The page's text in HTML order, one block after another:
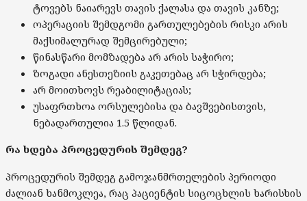
ტოვებს ნაიარევს თავის ქალასა და თავის კანზე;
ოპერაციის შემდგომი გართულებების რისკი არის
მაქსიმალურად შემცირებული;
წინასწარი მომზადება არ არის საჭირო;
ზოგადი ანესთეზიის გაკეთებაც არ სჭირდება;
არ მოითხოვს რეაბილიტაციას;
უსაფრთხოა ორსულებისა და ბავშვებისთვის,
ნებადართულია 1.5 წლიდან.
რა ხდება პროცედურის შემდეგ?
პროცედურის შემდეგ გამოჯანმრთელების პერიოდი
ძალიან ხანმოკლეა, რაც პაციენტის სიცოცხლის ხარისხის